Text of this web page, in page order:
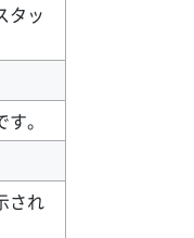
タッ
。
され